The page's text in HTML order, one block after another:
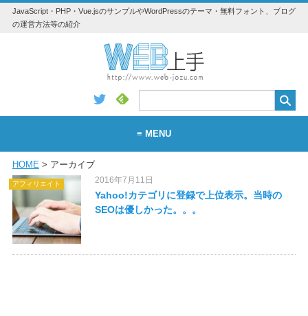
JavaScript・PHP・Vue.jsのサンプルやWordPressのテーマ・無料フォント、ブログ
の運営方法等の紹介
≡ MENU
WordPress
HOME> アーカイブ
アフィリエイト 2016年7月11日
Yahoo!カテゴリに登録で上位表示。当時の
SEOは優しかった。。。